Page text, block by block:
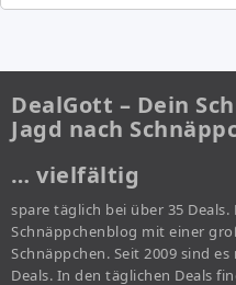
DealGott – Dein
Jagd nach
… vielfältig
spare täglich bei über 35
Schnäppchenblog mit einer
Schnäppchen. Seit 2009 sind
Deals. In den täglichen Deals